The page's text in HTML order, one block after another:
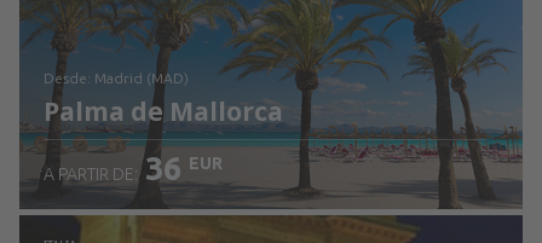
desde: Madrid (MAD)
Palma de Mallorca
A PARTIR DE: 36 EUR